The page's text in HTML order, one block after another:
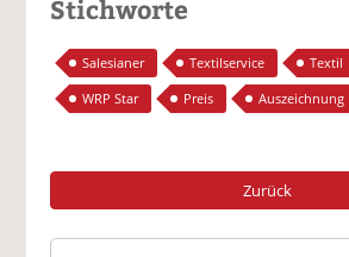
Stichworte
Salesianer Textilservice
Textil
WRP Star
Preis Auszeichnung
Zurück